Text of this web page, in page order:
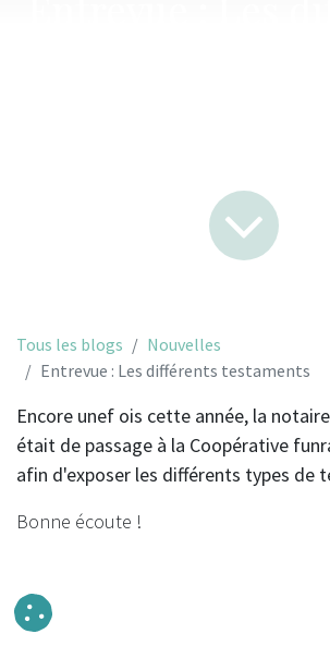
Tous les blogs
Nouvelles
Entrevue : Les différents testaments
Encore unef ois cette année, la
était de passage à la Coopérative
afin d'exposer les différents types de
Bonne écoute !